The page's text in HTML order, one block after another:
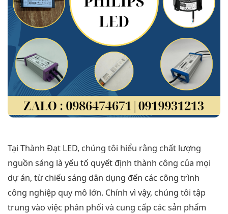
Tại Thành Đạt LED, chúng tôi hiểu rằng chất lượng
nguồn sáng là yếu tố quyết định thành công của mọi
dự án, từ chiếu sáng dân dụng đến các công trình
công nghiệp quy mô lớn. Chính vì vậy, chúng tôi tập
trung vào việc phân phối và cung cấp các sản phẩm